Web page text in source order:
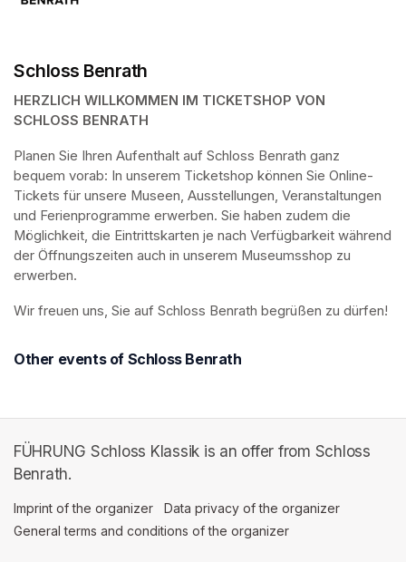
Schloss Benrath
HERZLICH WILLKOMMEN IM TICKETSHOP VON
SCHLOSS BENRATH
Planen Sie Ihren Aufenthalt auf Schloss Benrath ganz
bequem vorab: In unserem Ticketshop können Sie Online-
Tickets für unsere Museen, Ausstellungen, Veranstaltungen
und Ferienprogramme erwerben. Sie haben zudem die
Möglichkeit, die Eintrittskarten je nach Verfügbarkeit während
der Öffnungszeiten auch in unserem Museumsshop zu
erwerben.
Wir freuen uns, Sie auf Schloss Benrath begrüßen zu dürfen!
Other events of Schloss Benrath
FÜHRUNG Schloss Klassik is an offer from Schloss
Benrath.
Imprint of the organizer (opens in a new tab)
Data privacy of the organizer
General terms and conditions of the organizer